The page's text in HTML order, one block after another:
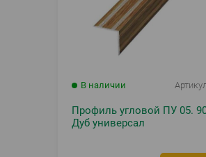
В наличии Артикул
Профиль угловой ПУ 05.
Дуб универсал